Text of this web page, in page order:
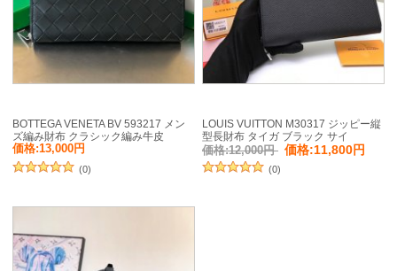
BOTTEGA VENETA BV 593217 メン
ズ編み財布 クラシック編み牛皮
19x10cm サイズ:19x10cm
価格:13,000円
(0)
LOUIS VUITTON M30317 ジッピー縦
型長財布 タイガ ブラック サイ
ズ:20x10cm
価格:12,000円 価格:11,800円
(0)